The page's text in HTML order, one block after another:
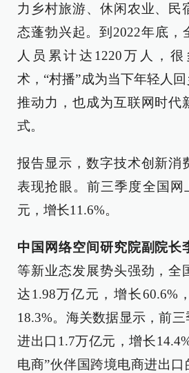
力乡村旅游、休闲农业、民
态蓬勃兴起。到2022年底，
人员累计达1220万人，
术，“村播”成为当下年轻人
推动力，也成为互联网时代
式。
报告显示，数字技术创新消
表现抢眼。前三季度全国网
元，增长11.6%。
中国网络空间研究院副院长
等新业态发展势头强劲，全
达1.98万亿元，增长60.6%
18.3%。海关数据显示，前
进出口1.7万亿元，增长
电商”伙伴国跨境电商进出